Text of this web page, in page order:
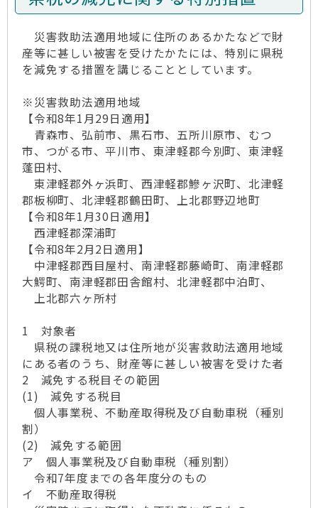
災害救助法適用地域に住所のあるかたなどで財
産等に甚しい被害を受けたかたには、特別に県税
を減免する措置を講じることとしています。
※災害救助法適用地域
【令和8年1月29日適用】
青森市、弘前市、黒石市、五所川原市、むつ
市、つがる市、平川市、東津軽郡今別町、東津軽
蓬田村、
東津軽郡外ヶ浜町、西津軽郡鰺ヶ沢町、北津軽
郡板柳町、北津軽郡鶴田町、上北郡野辺地町
【令和8年1月30日適用】
西津軽郡深浦町
【令和8年2月2日適用】
中津軽郡西目屋村、南津軽郡藤崎町、南津軽郡
大鰐町、南津軽郡田舎館村、北津軽郡中泊町、
上北郡六ヶ所村
1 対象者
県税の課税地又は住所地が災害救助法適用地域
にある者のうち、財産等に甚しい被害を受けた者
2 減免する税目その範囲
(1) 減免する税目
個人事業税、不動産取得税及び自動車税（種別
割）
(2) 減免する範囲
ア 個人事業税及び自動車税（種別割）
令和7年度までの各年度分のもの
イ 不動産取得税